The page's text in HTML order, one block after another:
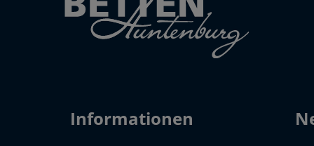
Informationen